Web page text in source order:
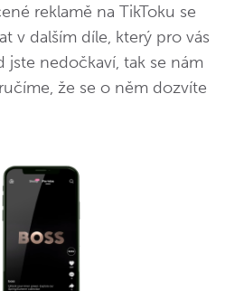
reklamě na TikToku se
v dalším díle, který pro vás
jste nedočkaví, tak se nám
že se o něm dozvíte